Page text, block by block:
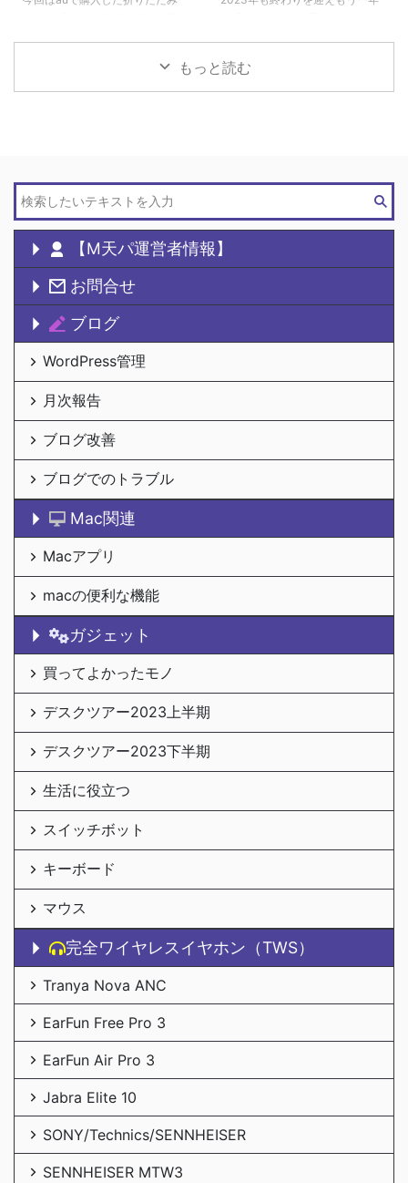
もっと読む
【M天パ運営者情報】
お問合せ
ブログ
WordPress管理
月次報告
ブログ改善
ブログでのトラブル
Mac関連
Macアプリ
macの便利な機能
ガジェット
買ってよかったモノ
デスクツアー2023上半期
デスクツアー2023下半期
生活に役立つ
スイッチボット
キーボード
マウス
完全ワイヤレスイヤホン（TWS）
Tranya Nova ANC
EarFun Free Pro 3
EarFun Air Pro 3
Jabra Elite 10
SONY/Technics/SENNHEISER
SENNHEISER MTW3